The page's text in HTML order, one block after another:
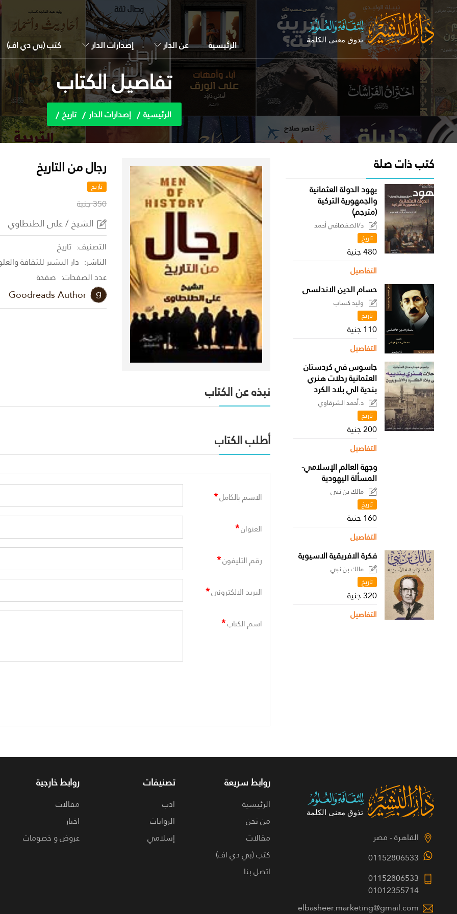
الرئيسية عن الدار إصدارات الدار كتب (بي دي اف)
تفاصيل الكتاب
الرئيسية إصدارات الدار تاريخ
كتب ذات صلة
يهود الدولة العثمانية
والجمهورية التركية
(مترجم)
د/الصفصافي أحمد
القطوريتاريخ
480 جنية
التفاصيل
حسام الدين الاندلسى
وليد كساب
تاريخ
110 جنية
التفاصيل
جاسوس في كردستان
العثمانية رحلات هنري
بندية الي بلاد الكرد
د.أحمد الشرقاوي
تاريخ
200 جنية
التفاصيل
وجهة العالم الإسلامي-
المسألة اليهودية
مالك بن نبي
تاريخ
160 جنية
التفاصيل
فكرة الافريقية الاسيوية
مالك بن نبي
تاريخ
320 جنية
التفاصيل
رجال من التاريخ
تاريخ
350 جنية
الشيخ / على الطنطاوي
التصنيف: تاريخ
الناشر: دار البشير للثقافة
عدد الصفحات: صفحة
Goodreads Author
نبذه عن الكتاب
أطلب الكتاب
الاسم بالكامل*
العنوان*
رقم التليفون*
البريد الالكترونى*
اسم الكتاب*
القاهرة - مصر
01152806533
01152806533
01012355714
elbasheer.marketing@gmail.com
روابط سريعة
الرئيسية
من نحن
مقالات
كتب (بي دي اف)
اتصل بنا
تصنيفات
ادب
الروايات
إسلامي
روابط خارجية
مقالات
اخبار
عروض و خصومات